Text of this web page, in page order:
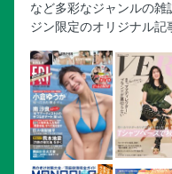
など多彩なジャンルの
ジン限定のオリジナル記